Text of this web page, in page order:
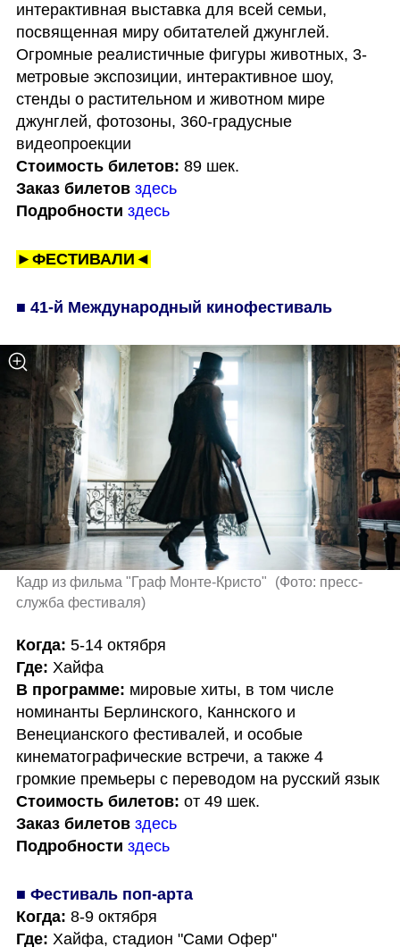
интерактивная выставка для всей семьи,
посвященная миру обитателей джунглей.
Огромные реалистичные фигуры животных, 3-
метровые экспозиции, интерактивное шоу,
стенды о растительном и животном мире
джунглей, фотозоны, 360-градусные
Стоимость билетов:
Заказ билетов здесь
Подробности здесь
►ФЕСТИВАЛИ◄
■ 41-й Международный кинофестиваль
Кадр из фильма "Граф Монте-Кристо" (Фото: пресс-
служба фестиваля)
Когда:
Где:
Хайфа
В программе: мировые хиты, в том числе
номинанты Берлинского, Каннского и
Венецианского фестивалей, и особые
кинематографические встречи, а также 4
Стоимость билетов:
Заказ билетов здесь
Подробности здесь
■ Фестиваль поп-арта
Когда:
Где:
Хайфа, стадион "Сами Офер"